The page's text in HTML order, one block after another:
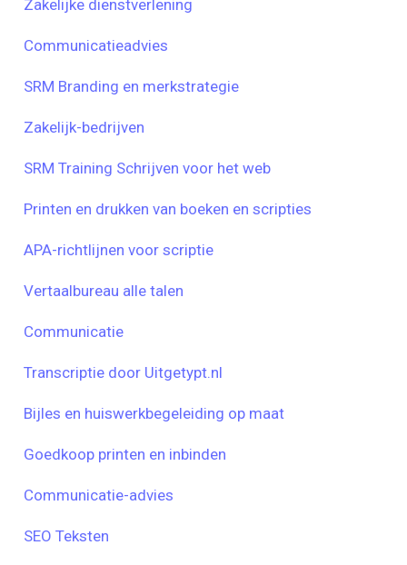
Zakelijke dienstverlening
Communicatieadvies
SRM Branding en merkstrategie
Zakelijk-bedrijven
SRM Training Schrijven voor het web
Printen en drukken van boeken en scripties
APA-richtlijnen voor scriptie
Vertaalbureau alle talen
Communicatie
Transcriptie door Uitgetypt.nl
Bijles en huiswerkbegeleiding op maat
Goedkoop printen en inbinden
Communicatie-advies
SEO Teksten